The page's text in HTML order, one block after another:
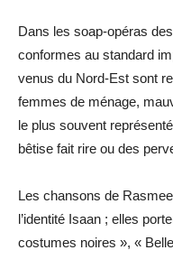
Dans les soap-opéras
conformes au standard
venus du Nord-Est sont
femmes de ménage,
le plus souvent
bêtise fait rire ou des
Les chansons de
l’identité Isaan ; elles
costumes noires », «